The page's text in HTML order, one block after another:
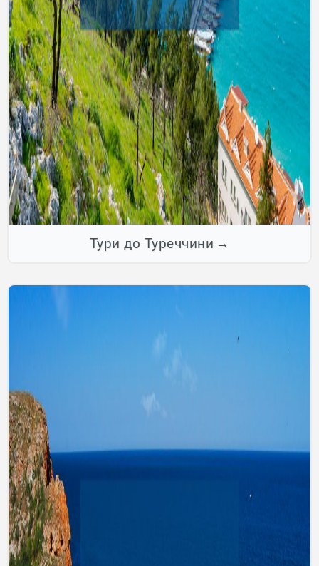
Тури до Туреччини